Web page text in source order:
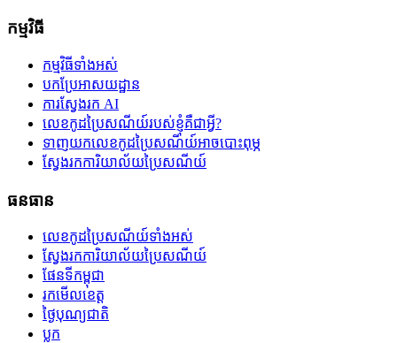
កម្មវិធី
កម្មវិធីទាំងអស់
បកប្រែអាសយដ្ឋាន
ការស្វែងរក AI
លេខកូដប្រៃសណីយ៍របស់ខ្ញុំគឺជាអ្វី?
ទាញយកលេខកូដប្រៃសណីយ៍អាចបោះពុម្ភ
ស្វែងរកការិយាល័យប្រៃសណីយ៍
ធនធាន
លេខកូដប្រៃសណីយ៍ទាំងអស់
ស្វែងរកការិយាល័យប្រៃសណីយ៍
ផែនទីកម្ពុជា
រកមើលខេត្ត
ថ្ងៃបុណ្យជាតិ
ប្លុក